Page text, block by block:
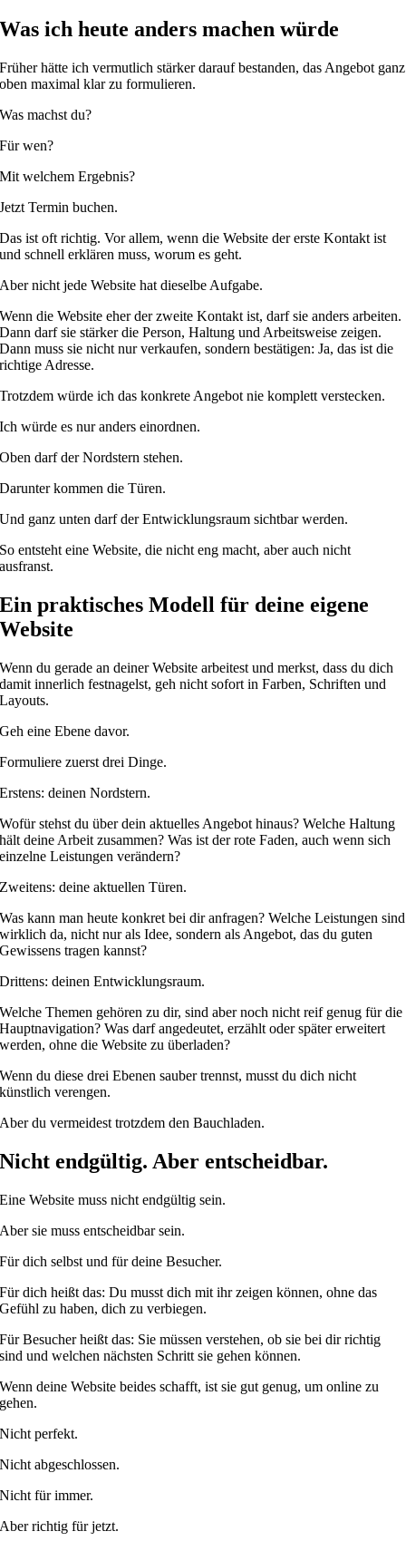
Was ich heute anders machen würde
Früher hätte ich vermutlich stärker darauf bestanden, das Angebot ganz
oben maximal klar zu formulieren.
Was machst du?
Für wen?
Mit welchem Ergebnis?
Jetzt Termin buchen.
Das ist oft richtig. Vor allem, wenn die Website der erste Kontakt ist
und schnell erklären muss, worum es geht.
Aber nicht jede Website hat dieselbe Aufgabe.
Wenn die Website eher der zweite Kontakt ist, darf sie anders arbeiten.
Dann darf sie stärker die Person, Haltung und Arbeitsweise zeigen.
Dann muss sie nicht nur verkaufen, sondern bestätigen: Ja, das ist die
richtige Adresse.
Trotzdem würde ich das konkrete Angebot nie komplett verstecken.
Ich würde es nur anders einordnen.
Oben darf der Nordstern stehen.
Darunter kommen die Türen.
Und ganz unten darf der Entwicklungsraum sichtbar werden.
So entsteht eine Website, die nicht eng macht, aber auch nicht
ausfranst.
Ein praktisches Modell für deine eigene
Website
Wenn du gerade an deiner Website arbeitest und merkst, dass du dich
damit innerlich festnagelst, geh nicht sofort in Farben, Schriften und
Layouts.
Geh eine Ebene davor.
Formuliere zuerst drei Dinge.
Erstens: deinen Nordstern.
Wofür stehst du über dein aktuelles Angebot hinaus? Welche Haltung
hält deine Arbeit zusammen? Was ist der rote Faden, auch wenn sich
einzelne Leistungen verändern?
Zweitens: deine aktuellen Türen.
Was kann man heute konkret bei dir anfragen? Welche Leistungen sind
wirklich da, nicht nur als Idee, sondern als Angebot, das du guten
Gewissens tragen kannst?
Drittens: deinen Entwicklungsraum.
Welche Themen gehören zu dir, sind aber noch nicht reif genug für die
Hauptnavigation? Was darf angedeutet, erzählt oder später erweitert
werden, ohne die Website zu überladen?
Wenn du diese drei Ebenen sauber trennst, musst du dich nicht
künstlich verengen.
Aber du vermeidest trotzdem den Bauchladen.
Nicht endgültig. Aber entscheidbar.
Eine Website muss nicht endgültig sein.
Aber sie muss entscheidbar sein.
Für dich selbst und für deine Besucher.
Für dich heißt das: Du musst dich mit ihr zeigen können, ohne das
Gefühl zu haben, dich zu verbiegen.
Für Besucher heißt das: Sie müssen verstehen, ob sie bei dir richtig
sind und welchen nächsten Schritt sie gehen können.
Wenn deine Website beides schafft, ist sie gut genug, um online zu
gehen.
Nicht perfekt.
Nicht abgeschlossen.
Nicht für immer.
Aber richtig für jetzt.